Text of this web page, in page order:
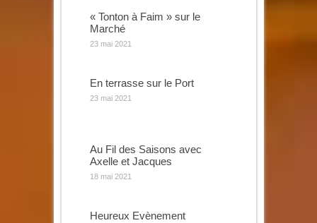
« Tonton à Faim » sur le
Marché
23 mai 2021
En terrasse sur le Port
23 mai 2021
Au Fil des Saisons avec
Axelle et Jacques
18 mai 2021
Heureux Evènement